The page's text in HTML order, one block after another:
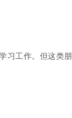
习工作。但这类朋